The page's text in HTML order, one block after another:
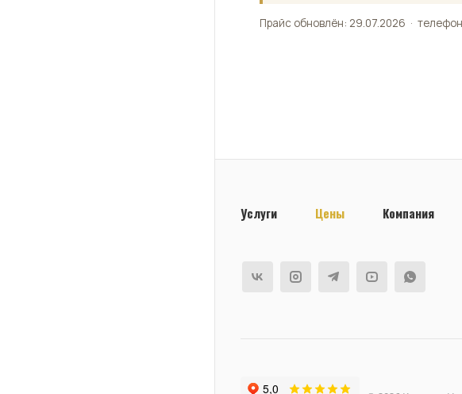
Прайс обновлён: 29.07.2026 ·
Услуги Цены Компания